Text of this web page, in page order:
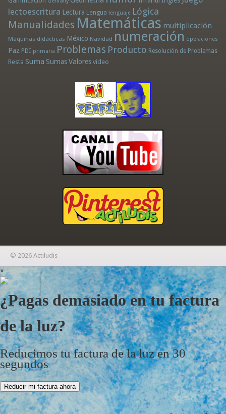
lectoescritura Lectura Lengua lenguaje Lógica
Manualidades Matemáticas multiplicación
Máquinas didácticas México Navidad numeración operaciones
Paz PDI primaria Problemas Producto Resolución de Problemas
Resta Suma Sumas Valores vídeo
© 2026 Actiludis
×
¿Pagas demasiado en tu factura
de la luz?
Reducimos tu factura de la luz en 30
segundos
Reducir mi factura ahora